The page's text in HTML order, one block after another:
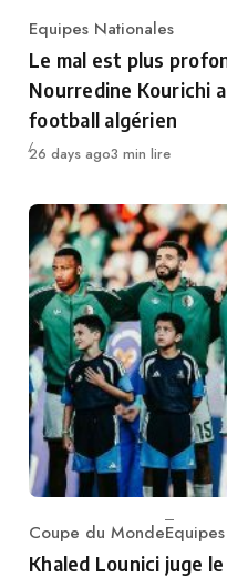
Category
Equipes Nationales
Le mal est plus
Nourredine Kourichi
football algérien
Publié
26 days ago3 min lire
Category
Coupe du Monde
Khaled Lounici juge